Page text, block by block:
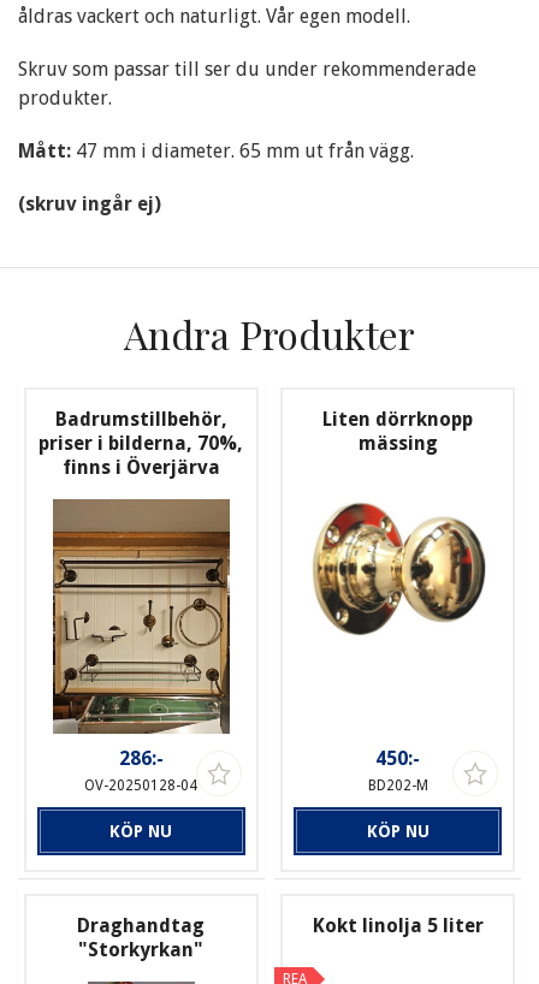
åldras vackert och naturligt. Vår egen modell.
Skruv som passar till ser du under rekommenderade
produkter.
Mått: 47 mm i diameter. 65 mm ut från vägg.
(skruv ingår ej)
Andra Produkter
Badrumstillbehör,
priser i bilderna, 70%,
finns i Överjärva
286:-
OV-20250128-04
KÖP NU
Liten dörrknopp
mässing
450:-
BD202-M
KÖP NU
Draghandtag
"Storkyrkan"
REA
Kokt linolja 5 liter